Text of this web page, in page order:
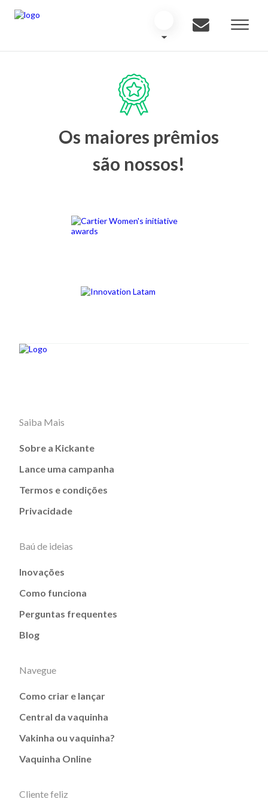
Os maiores prêmios
são nossos!
Saiba Mais
Sobre a Kickante
Lance uma campanha
Termos e condições
Privacidade
Baú de ideias
Inovações
Como funciona
Perguntas frequentes
Blog
Navegue
Como criar e lançar
Central da vaquinha
Vakinha ou vaquinha?
Vaquinha Online
Cliente feliz